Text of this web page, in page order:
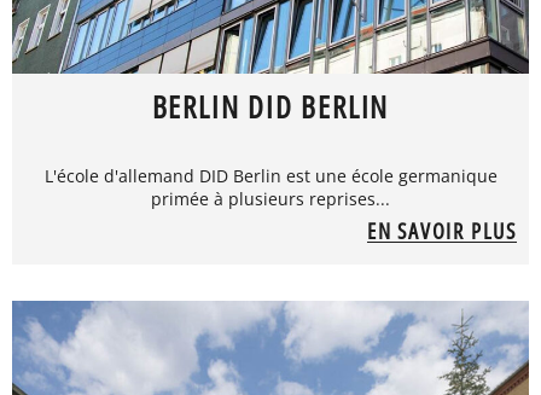
BERLIN DID BERLIN
L'école d'allemand DID Berlin est une école germanique
primée à plusieurs reprises...
EN SAVOIR PLUS